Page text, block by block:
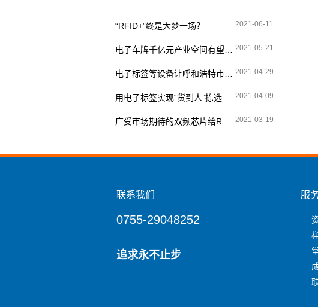
“RFID+”终是大梦一场？ 2021-06-11
2021-05-21
2021-04-29
用电子标签实现“货到人”拣选 2021-04-09
2021-03-19
联系我们
0755-29048252
追求永不止步
服